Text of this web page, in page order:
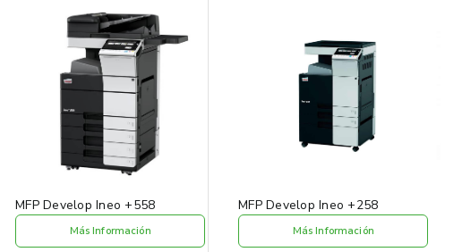
MFP Develop Ineo +558
Más Información
MFP Develop Ineo +258
Más Información